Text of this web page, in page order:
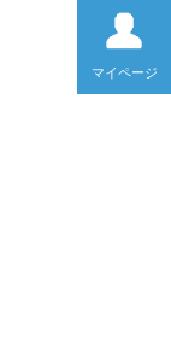
マイページ